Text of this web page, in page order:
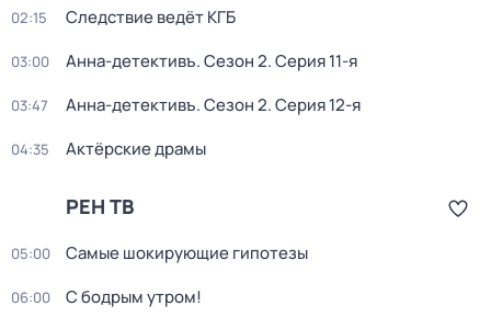
02:15 Следствие ведёт КГБ
03:00 Анна-детективъ. Сезон 2. Серия 11-я
03:47 Анна-детективъ. Сезон 2. Серия 12-я
04:35 Актёрские драмы
РЕН ТВ
05:00 Самые шoкиpующие гипотезы
06:00 С бодрым утром!